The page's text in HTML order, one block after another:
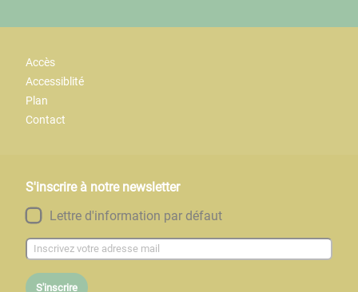
Accès
Accessiblité
Plan
Contact
S'inscrire à notre newsletter
Lettre d'information par défaut
S'inscrire